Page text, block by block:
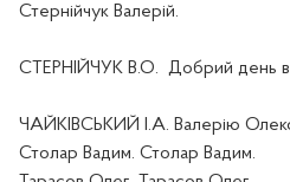
Стернійчук Валерій.
СТЕРНІЙЧУК В.О. Добрий день
ЧАЙКІВСЬКИЙ І.А. Валерію
Столар Вадим. Столар Вадим.